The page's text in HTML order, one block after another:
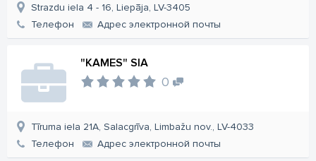
Strazdu iela 4 - 16, Liepāja, LV-3405
Телефон
Aдрес электронной почты
"KAMES" SIA
0
Tīruma iela 21A, Salacgrīva, Limbažu nov., LV-4033
Телефон
Aдрес электронной почты